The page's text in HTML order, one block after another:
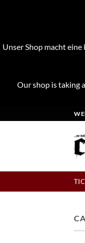
Unser Shop macht
Our shop is taking
to